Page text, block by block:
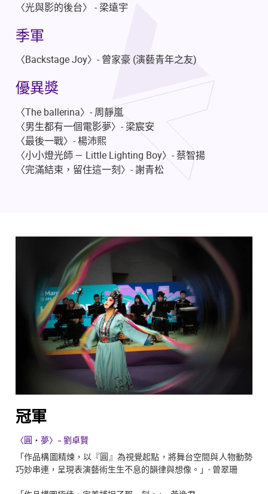
〈光與影的後台〉 - 梁遠宇
季軍
〈Backstage Joy〉- 曾家豪 (演藝青年之友)
優異獎
〈The ballerina〉- 周靜嵐
〈男生都有一個電影夢〉- 梁宸安
〈最後一戰〉- 楊沛熙
〈小小燈光師 — Little Lighting Boy〉- 蔡智揚
〈完滿結束，留住這一刻〉- 謝青松
冠軍
〈圓・夢〉- 劉卓賢
「作品構圖精煉，以『圓』為視覺起點，將舞台空間與人物動勢
巧妙串連，呈現表演藝術生生不息的韻律與想像。」- 曾翠珊